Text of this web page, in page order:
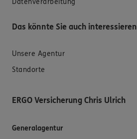
Das könnte Sie auch interessieren
Unsere Agentur
Standorte
ERGO Versicherung Chris Ulrich
Generalagentur